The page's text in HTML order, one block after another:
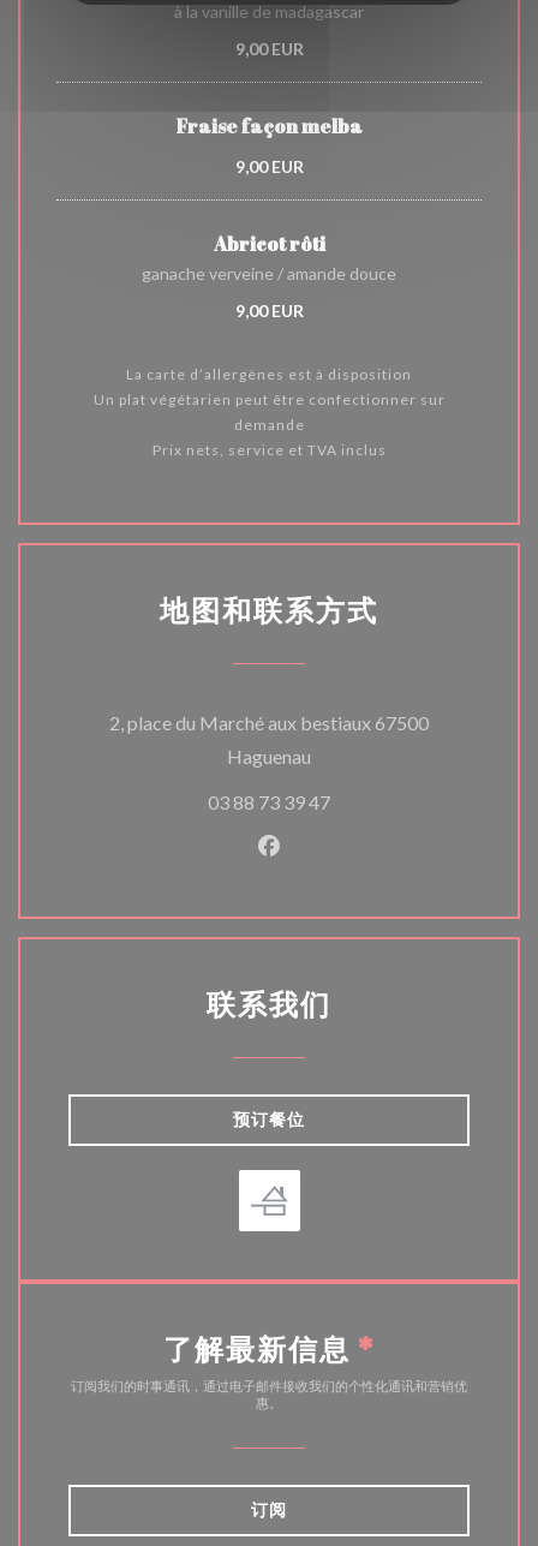
à la vanille de madagascar
9,00 EUR
Fraise façon melba
9,00 EUR
Abricot rôti
ganache verveine / amande douce
9,00 EUR
La carte d’allergènes est à disposition
Un plat végétarien peut être confectionner sur
demande
Prix nets, service et TVA inclus
地图和联系方式
2, place du Marché aux bestiaux 67500
Haguenau
03 88 73 39 47
Facebook ((在新窗口中打开
联系我们
预订餐位
了解最新信息 *
订阅我们的时事通讯，通过电子邮件接收我们的个性化通讯和营销优
惠。
订阅